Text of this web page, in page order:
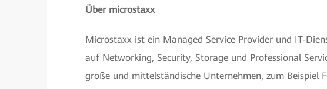
Über microstaxx
Microstaxx ist ein Managed Service Provider und IT-
auf Networking, Security, Storage und Professional
große und mittelständische Unternehmen, zum Beispiel